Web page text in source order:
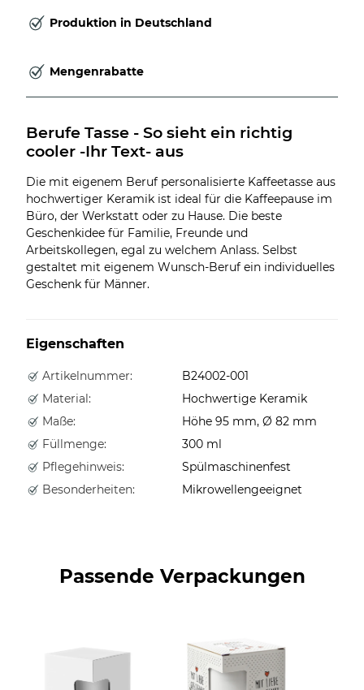
Produktion in Deutschland
Mengenrabatte
Berufe Tasse - So sieht ein richtig
cooler -Ihr Text- aus
Die mit eigenem Beruf personalisierte Kaffeetasse aus
hochwertiger Keramik ist ideal für die Kaffeepause im
Büro, der Werkstatt oder zu Hause. Die beste
Geschenkidee für Familie, Freunde und
Arbeitskollegen, egal zu welchem Anlass. Selbst
gestaltet mit eigenem Wunsch-Beruf ein individuelles
Geschenk für Männer.
Eigenschaften
Artikelnummer:
B24002-001
Material:
Hochwertige Keramik
Maße:
Höhe 95 mm, Ø 82 mm
Füllmenge:
300 ml
Pflegehinweis:
Spülmaschinenfest
Besonderheiten:
Mikrowellengeeignet
Passende Verpackungen